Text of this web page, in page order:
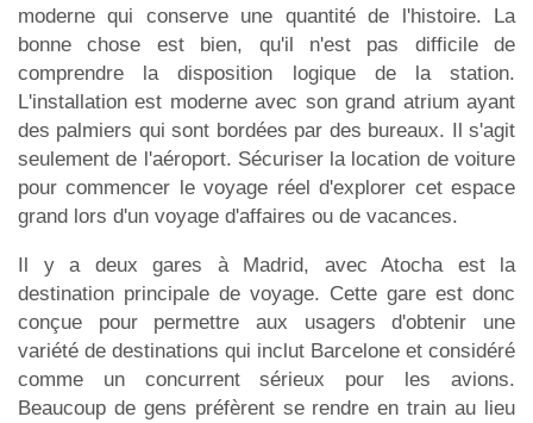
moderne qui conserve une quantité de l'histoire. La
bonne chose est bien, qu'il n'est pas difficile de
comprendre la disposition logique de la station.
L'installation est moderne avec son grand atrium ayant
des palmiers qui sont bordées par des bureaux. Il s'agit
seulement de l'aéroport. Sécuriser la location de voiture
pour commencer le voyage réel d'explorer cet espace
grand lors d'un voyage d'affaires ou de vacances.
Il y a deux gares à Madrid, avec Atocha est la
destination principale de voyage. Cette gare est donc
conçue pour permettre aux usagers d'obtenir une
variété de destinations qui inclut Barcelone et considéré
comme un concurrent sérieux pour les avions.
Beaucoup de gens préfèrent se rendre en train au lieu